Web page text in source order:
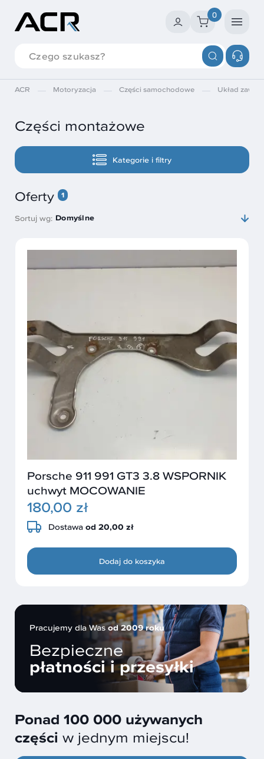
0
ACR Motoryzacja Części samochodowe Układ
Części montażowe
Kategorie i filtry
Oferty 1
Sortuj wg: Domyślne
Porsche 911 991 GT3 3.8 WSPORNIK
uchwyt MOCOWANIE
180,00 zł
Dostawa od 20,00 zł
Dodaj do koszyka
Pracujemy dla Wasod 2009 roku
Bezpieczne
płatności i przesyłki
Ponad 100 000 używanych
części w jednym miejscu!